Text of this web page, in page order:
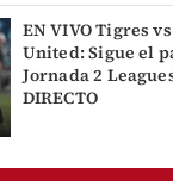
EN VIVO Tigres
United: Sigue el
Jornada 2
DIRECTO